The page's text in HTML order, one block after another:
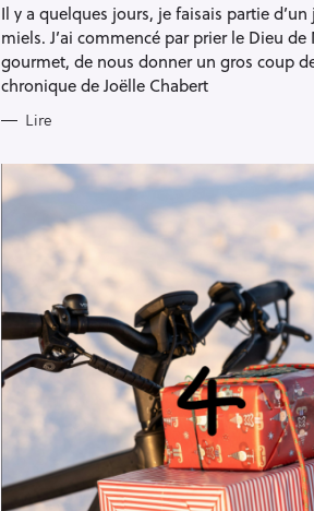
O
I
E
S
Il y a quelques jours, je faisais partie
miels. J’ai commencé par prier le Dieu
gourmet, de nous donner un gros coup
chronique de Joëlle Chabert
Lire
Pour effacer la recherche